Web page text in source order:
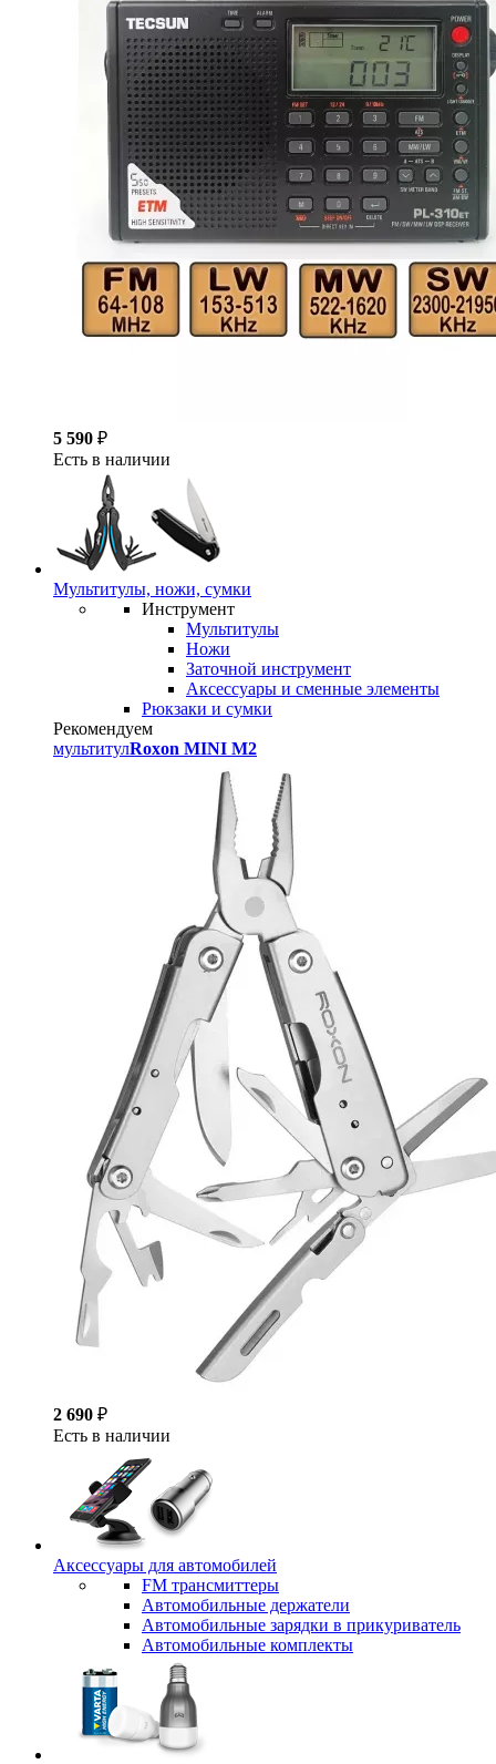
5 590 ₽
Есть в наличии
Мультитулы, ножи, сумки
Инструмент
Мультитулы
Ножи
Заточной инструмент
Аксессуары и сменные элементы
Рюкзаки и сумки
Рекомендуем
мультитулRoxon MINI M2
2 690 ₽
Есть в наличии
Аксессуары для автомобилей
FM трансмиттеры
Автомобильные держатели
Автомобильные зарядки в прикуриватель
Автомобильные комплекты